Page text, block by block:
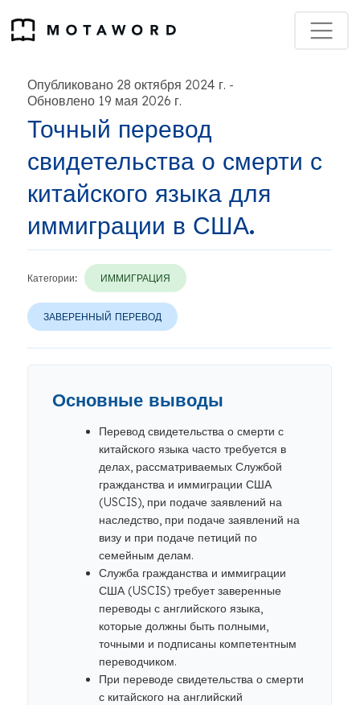
Опубликовано 28 октября 2024 г. -
Обновлено 19 мая 2026 г.
Точный перевод
свидетельства о смерти с
китайского языка для
иммиграции в США.
Категории: ИММИГРАЦИЯ
ЗАВЕРЕННЫЙ ПЕРЕВОД
Основные выводы
Перевод свидетельства о смерти с
китайского языка часто требуется в
делах, рассматриваемых Службой
гражданства и иммиграции США
(USCIS), при подаче заявлений на
наследство, при подаче заявлений на
визу и при подаче петиций по
семейным делам.
Служба гражданства и иммиграции
США (USCIS) требует заверенные
переводы с английского языка,
которые должны быть полными,
точными и подписаны компетентным
переводчиком.
При переводе свидетельства о смерти
с китайского на английский